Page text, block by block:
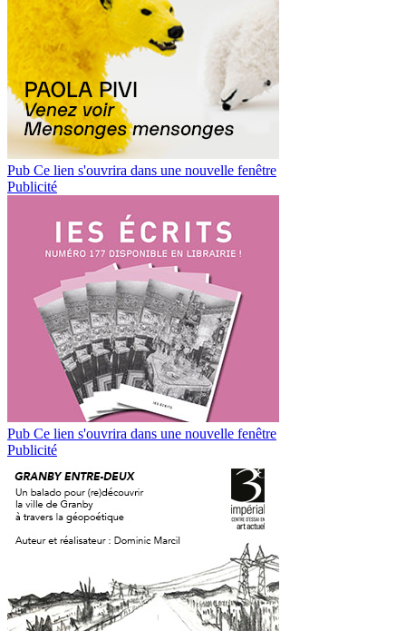
Pub Ce lien s'ouvrira dans une nouvelle fenêtre
Publicité
Pub Ce lien s'ouvrira dans une nouvelle fenêtre
Publicité